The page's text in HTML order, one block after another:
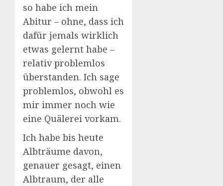
so habe ich mein
Abitur – ohne, dass ich
dafür jemals wirklich
etwas gelernt habe –
relativ problemlos
überstanden. Ich sage
problemlos, obwohl es
mir immer noch wie
eine Quälerei vorkam.
Ich habe bis heute
Albträume davon,
genauer gesagt, einen
Albtraum, der alle